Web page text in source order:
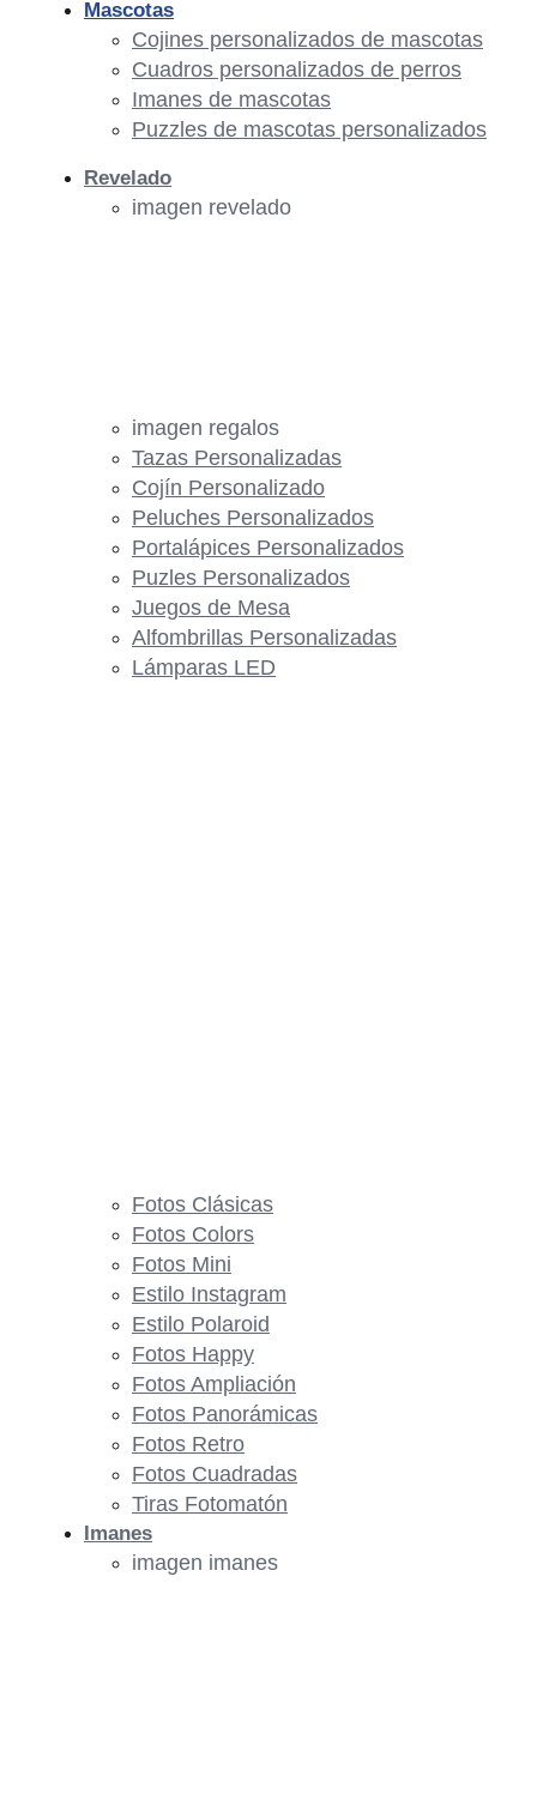
imagen regalos
Tazas Personalizadas
Cojín Personalizado
Peluches Personalizados
Portalápices Personalizados
Puzles Personalizados
Juegos de Mesa
Alfombrillas Personalizadas
Lámparas LED
Mascotas
Cojines personalizados de mascotas
Cuadros personalizados de perros
Imanes de mascotas
Puzzles de mascotas personalizados
Revelado
imagen revelado
Fotos Clásicas
Fotos Colors
Fotos Mini
Estilo Instagram
Estilo Polaroid
Fotos Happy
Fotos Ampliación
Fotos Panorámicas
Fotos Retro
Fotos Cuadradas
Tiras Fotomatón
Imanes
imagen imanes